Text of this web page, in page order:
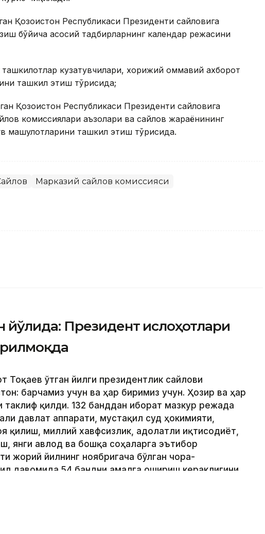
Қозоғистон Республикаси Президенти сайловига
бўйича асосий тадбирларнинг календар режасини
кузатувчилари, хорижий оммавий ахборот
ташкил этиш тўғрисида;
Қозоғистон Республикаси Президенти сайловига
комиссиялари аъзолари ва сайлов жараёнининг
ташкил этиш тўғрисида.
Марказий сайлов комиссияси
йўлида: Президент ислоҳотлари
Тоқаев ўтган йилги президентлик сайлови
барчамиз учун ва ҳар биримиз учун. Ҳозир ва ҳар
қилди. 132 банддан иборат мазкур режада
давлат аппарати, мустақил суд ҳокимияти,
қилиш, миллий хавфсизлик, адолатли иқтисодиёт,
янги авлод ва бошқа соҳаларга эътибор
жорий йилнинг ноябригача бўлган чора-
давомида 54 бандни амалга ошириш кераклигини